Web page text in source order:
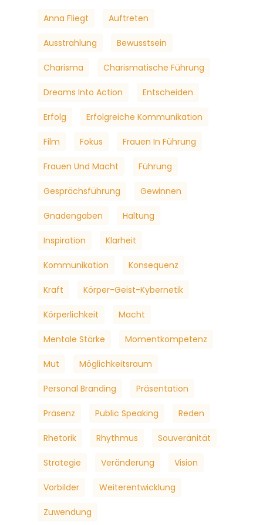
Anna Fliegt Auftreten
Ausstrahlung Bewusstsein
Charisma Charismatische Führung
Dreams Into Action Entscheiden
Erfolg Erfolgreiche Kommunikation
Film Fokus Frauen In Führung
Frauen Und Macht Führung
Gesprächsführung Gewinnen
Gnadengaben Haltung
Inspiration Klarheit
Kommunikation Konsequenz
Kraft Körper-Geist-Kybernetik
Körperlichkeit Macht
Mentale Stärke Momentkompetenz
Mut Möglichkeitsraum
Personal Branding Präsentation
Präsenz Public Speaking Reden
Rhetorik Rhythmus Souveränität
Strategie Veränderung Vision
Vorbilder Weiterentwicklung
Zuwendung